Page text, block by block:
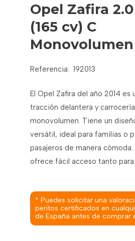
original
era:
12.490
Opel Zafira
(165 cv) C
Monovolumen
Referencia: 192013
El Opel Zafira del año 2014 es
tracción delantera y
monovolumen. Tiene un
versátil, ideal para familias o
pasajeros de manera
ofrece fácil acceso tanto
* Puedes solicitar una
peritos certificados en
de España antes de comprar